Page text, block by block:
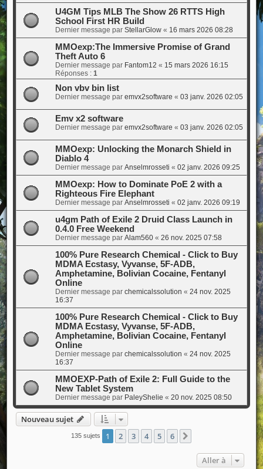
U4GM Tips MLB The Show 26 RTTS High
School First HR Build
Dernier message par StellarGlow« 16 mars 2026 08:28
MMOexp:The Immersive Promise of Grand
Theft Auto 6
Dernier message par Fantom12 « 15 mars 2026 16:15
Réponses : 1
Non vbv bin list
Dernier message par emvx2software « 03 janv. 2026 02:05
Emv x2 software
Dernier message par emvx2software « 03 janv. 2026 02:05
MMOexp: Unlocking the Monarch Shield in
Diablo 4
Dernier message par Anselmrosseti « 02 janv. 2026 09:25
MMOexp: How to Dominate PoE 2 with a
Righteous Fire Elephant
Dernier message par Anselmrosseti « 02 janv. 2026 09:19
u4gm Path of Exile 2 Druid Class Launch in
0.4.0 Free Weekend
Dernier message par Alam560« 26 nov. 2025 07:58
100% Pure Research Chemical - Click to Buy
MDMA Ecstasy, Vyvanse, 5F-ADB,
Amphetamine, Bolivian Cocaine, Fentanyl
Online
Dernier message par chemicalssolution « 24 nov. 2025
16:37
100% Pure Research Chemical - Click to Buy
MDMA Ecstasy, Vyvanse, 5F-ADB,
Amphetamine, Bolivian Cocaine, Fentanyl
Online
Dernier message par chemicalssolution « 24 nov. 2025
16:37
MMOEXP-Path of Exile 2: Full Guide to the
New Tablet System
Dernier message par PaleyShelie « 20 nov. 2025 08:50
Nouveau sujet
135 sujets 1 2 3 4 5 6
Aller à